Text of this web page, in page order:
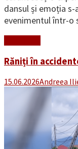
dansul și emoția
evenimentul într-
Răniți în
15.06.2026Andreea